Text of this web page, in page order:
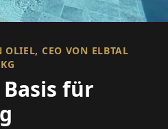
CEO VON ELBTAL
für